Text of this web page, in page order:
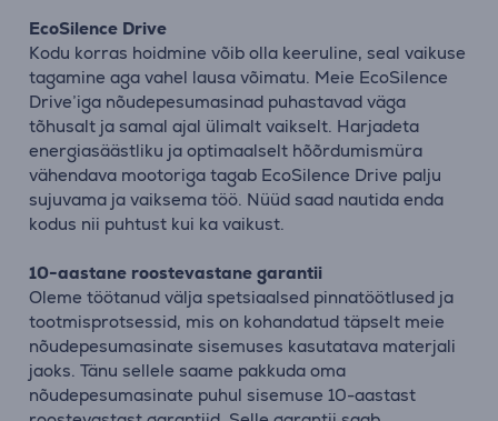
EcoSilence Drive
Kodu korras hoidmine võib olla keeruline, seal vaikuse
tagamine aga vahel lausa võimatu. Meie EcoSilence
Drive’iga nõudepesumasinad puhastavad väga
tõhusalt ja samal ajal ülimalt vaikselt. Harjadeta
energiasäästliku ja optimaalselt hõõrdumismüra
vähendava mootoriga tagab EcoSilence Drive palju
sujuvama ja vaiksema töö. Nüüd saad nautida enda
kodus nii puhtust kui ka vaikust.
10-aastane roostevastane garantii
Oleme töötanud välja spetsiaalsed pinnatöötlused ja
tootmisprotsessid, mis on kohandatud täpselt meie
nõudepesumasinate sisemuses kasutatava materjali
jaoks. Tänu sellele saame pakkuda oma
nõudepesumasinate puhul sisemuse 10-aastast